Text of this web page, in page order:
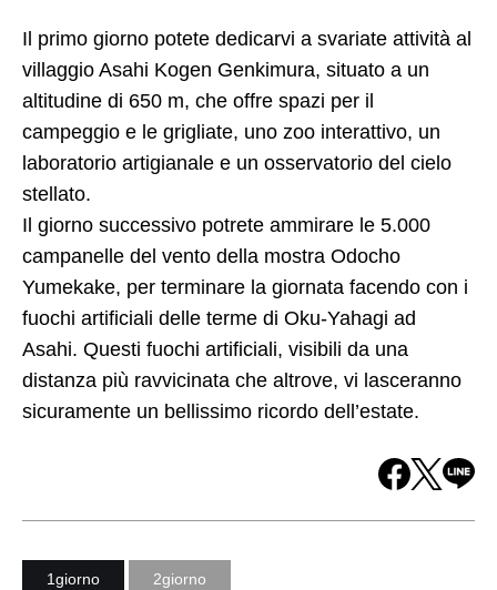
Il primo giorno potete dedicarvi a svariate attività al
villaggio Asahi Kogen Genkimura, situato a un
altitudine di 650 m, che offre spazi per il
campeggio e le grigliate, uno zoo interattivo, un
laboratorio artigianale e un osservatorio del cielo
stellato.
Il giorno successivo potrete ammirare le 5.000
campanelle del vento della mostra Odocho
Yumekake, per terminare la giornata facendo con i
fuochi artificiali delle terme di Oku-Yahagi ad
Asahi. Questi fuochi artificiali, visibili da una
distanza più ravvicinata che altrove, vi lasceranno
sicuramente un bellissimo ricordo dell’estate.
1giorno 2giorno